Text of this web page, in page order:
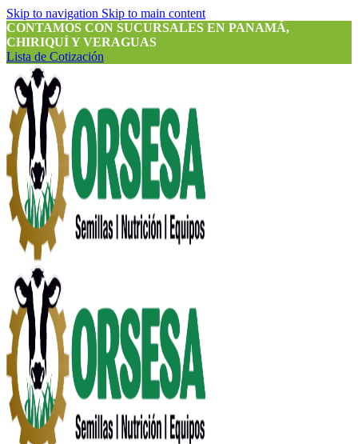
Skip to navigation Skip to main content
CONTAMOS CON SUCURSALES EN PANAMÁ,
CHIRIQUÍ Y VERAGUAS
Lista de Cotización